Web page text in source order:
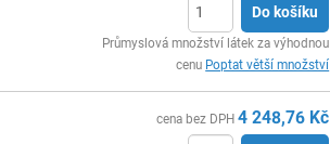
Do košíku
Průmyslová množství látek za výhodnou
cenu Poptat větší množství
cena bez DPH 4 248,76 Kč